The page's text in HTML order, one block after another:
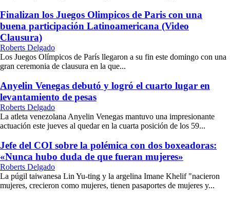
Finalizan los Juegos Olimpicos de Paris con una
buena participación Latinoamericana (Video
Clausura)
Roberts Delgado
Los Juegos Olímpicos de París llegaron a su fin este domingo con una
gran ceremonia de clausura en la que...
Anyelin Venegas debutó y logró el cuarto lugar en
levantamiento de pesas
Roberts Delgado
La atleta venezolana Anyelin Venegas mantuvo una impresionante
actuación este jueves al quedar en la cuarta posición de los 59...
Jefe del COI sobre la polémica con dos boxeadoras:
«Nunca hubo duda de que fueran mujeres»
Roberts Delgado
La púgil taiwanesa Lin Yu-ting y la argelina Imane Khelif "nacieron
mujeres, crecieron como mujeres, tienen pasaportes de mujeres y...